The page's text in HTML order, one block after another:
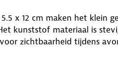
x 12 cm maken het klein
kunststof materiaal is
zichtbaarheid tijdens